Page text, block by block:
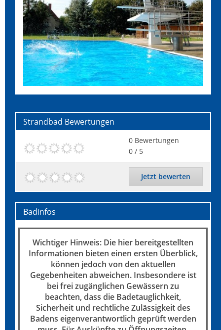
Strandbad Bewertungen
0 Bewertungen
0 / 5
Jetzt bewerten
Badinfos
Wichtiger Hinweis: Die hier bereitgestellten
Informationen bieten einen ersten Überblick,
können jedoch von den aktuellen
Gegebenheiten abweichen. Insbesondere ist
bei frei zugänglichen Gewässern zu
beachten, dass die Badetauglichkeit,
Sicherheit und rechtliche Zulässigkeit des
Badens eigenverantwortlich geprüft werden